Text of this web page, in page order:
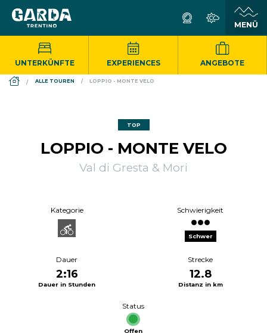
UNTERKÜNFTE EXPERIENCES ANGEBOTE
DS_BREADCRUMB.HOME
ALLE TOUREN LOPPIO - MONTE VELO
TOP
LOPPIO - MONTE VELO
Val di Gresta & Mori
Kategorie Schwierigkeit
Schwer
Dauer
2:16
Dauer in Stunden
Strecke
12.8
Distanz in km
Status
Offen